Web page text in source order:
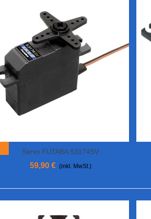
View More
Servo FUTABA S3174SV
59,90 € (inkl. MwSt.)